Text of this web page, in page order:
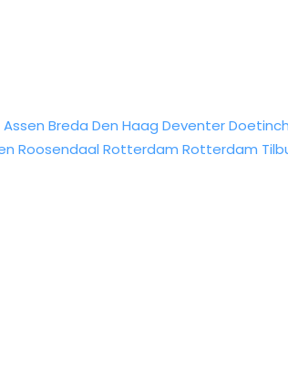
Assen Breda Den Haag Deventer
Roosendaal Rotterdam Rotterdam